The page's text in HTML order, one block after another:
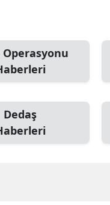
Operasyonu
Dedaş